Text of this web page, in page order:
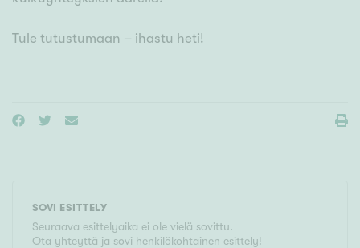
Tule tutustumaan – ihastu heti!
SOVI ESITTELY
Seuraava esittelyaika ei ole vielä sovittu.
Ota yhteyttä ja sovi henkilökohtainen esittely!